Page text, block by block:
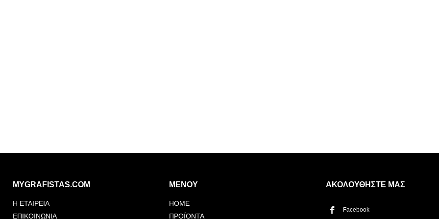
MYGRAFISTAS.COM
Η ΕΤΑΙΡΕΙΑ
ΕΠΙΚΟΙΝΩΝΙΑ
ΜΕΝΟΥ
HOME
ΠΡΟΪΟΝΤΑ
ΑΚΟΛΟΥΘΗΣΤΕ ΜΑΣ
Facebook
πατήστε Προσθήκη για να ξεκινήσετε.